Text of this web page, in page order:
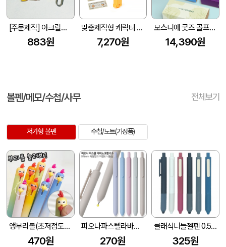
[주문제작] 아크릴키링 자유형 1p
883원
맞춤제작형 캐릭터 돈다발 머니건
7,270원
모스니에 굿즈 골프공 5구
14,390원
볼펜/메모/수첩/사무 전체보기
저가형 볼펜 수첩/노트(기성품)
앵부리볼(초저점도심)
470원
피오나파스텔라바노크펜
270원
클래식니들젤펜 0.5mm
325원